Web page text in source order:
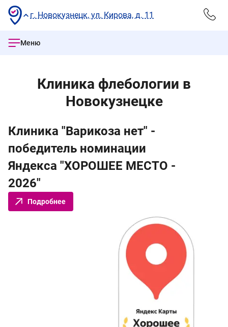
г. Новокузнецк, ул. Кирова, д. 11
Меню
Клиника флебологии в
Новокузнецке
Клиника "Варикоза нет" -
победитель номинации
Яндекса "ХОРОШЕЕ МЕСТО -
2026"
Подробнее